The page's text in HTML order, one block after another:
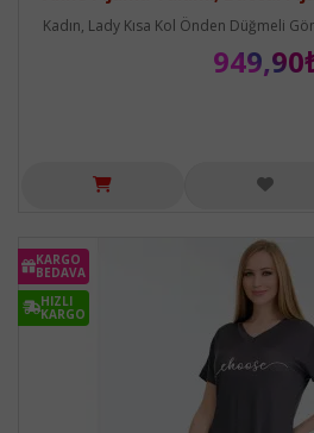
Kadın, Lady Kısa Kol Önden Düğmeli
KARGO
BEDAVA
HIZLI
KARGO